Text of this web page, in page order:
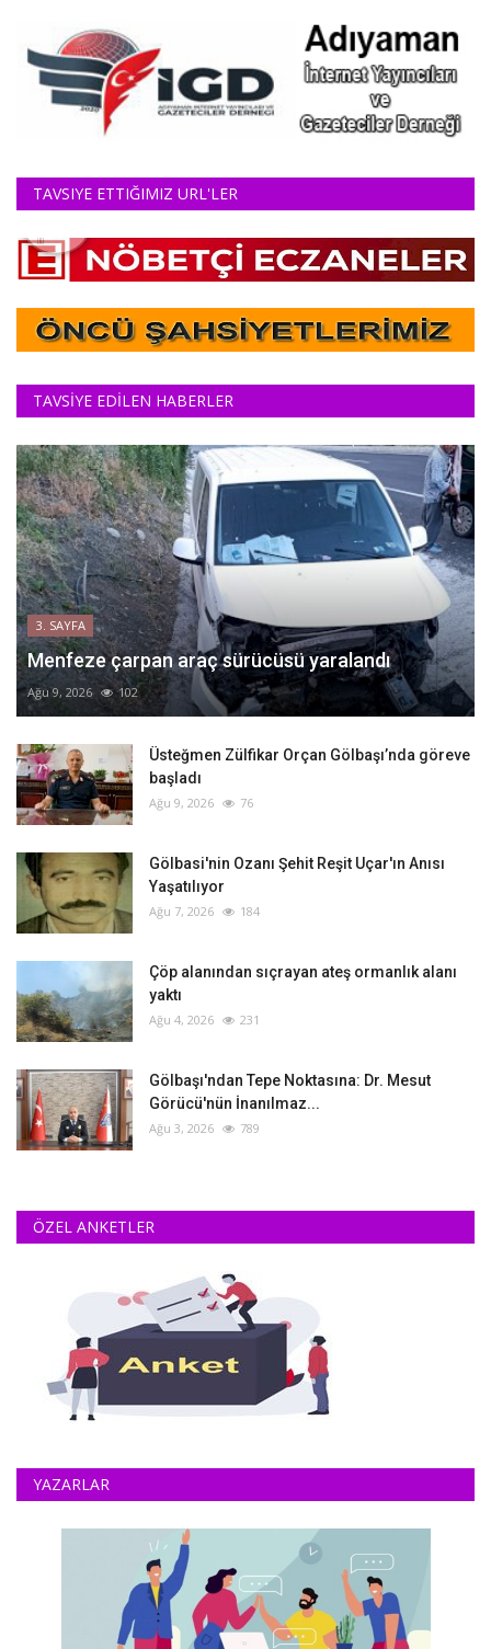
TAVSIYE ETTIĞIMIZ URL'LER
TAVSİYE EDİLEN HABERLER
3. SAYFA
Menfeze çarpan araç sürücüsü yaralandı
Ağu 9, 2026 102
Üsteğmen Zülfikar Orçan Gölbaşı’nda göreve
başladı
Ağu 9, 2026 76
Gölbasi'nin Ozanı Şehit Reşit Uçar'ın Anısı
Yaşatılıyor
Ağu 7, 2026 184
Çöp alanından sıçrayan ateş ormanlık alanı
yaktı
Ağu 4, 2026 231
Gölbaşı'ndan Tepe Noktasına: Dr. Mesut
Görücü'nün İnanılmaz...
Ağu 3, 2026 789
ÖZEL ANKETLER
YAZARLAR